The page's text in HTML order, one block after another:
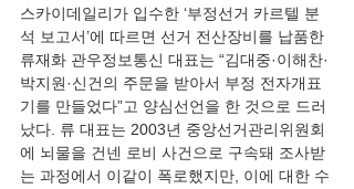
스카이데일리가 입수한 ‘부정선거 카르텔 분
석 보고서’에 따르면 선거 전산장비를 납품한
류재화 관우정보통신 대표는 “김대중·이해찬·
박지원·신건의 주문을 받아서 부정 전자개표
기를 만들었다”고 양심선언을 한 것으로 드러
났다. 류 대표는 2003년 중앙선거관리위원회
에 뇌물을 건넨 로비 사건으로 구속돼 조사받
는 과정에서 이같이 폭로했지만, 이에 대한 수